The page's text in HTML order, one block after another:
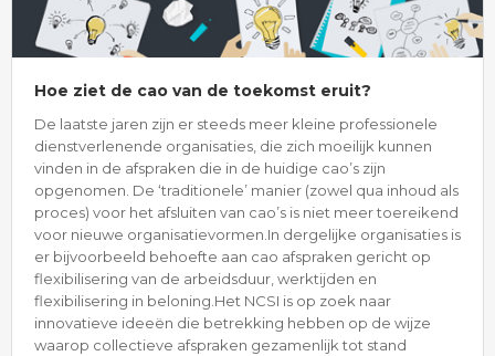
Hoe ziet de cao van de toekomst eruit?
De laatste jaren zijn er steeds meer kleine professionele
dienstverlenende organisaties, die zich moeilijk kunnen
vinden in de afspraken die in de huidige cao’s zijn
opgenomen. De ‘traditionele’ manier (zowel qua inhoud als
proces) voor het afsluiten van cao’s is niet meer toereikend
voor nieuwe organisatievormen.In dergelijke organisaties is
er bijvoorbeeld behoefte aan cao afspraken gericht op
flexibilisering van de arbeidsduur, werktijden en
flexibilisering in beloning.Het NCSI is op zoek naar
innovatieve ideeën die betrekking hebben op de wijze
waarop collectieve afspraken gezamenlijk tot stand